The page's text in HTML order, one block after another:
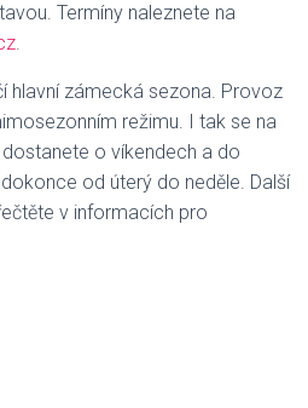
Termíny naleznete na
.
hlavní zámecká sezona. Provoz
režimu. I tak se na
o víkendech a do
od úterý do neděle. Další
v informacích pro